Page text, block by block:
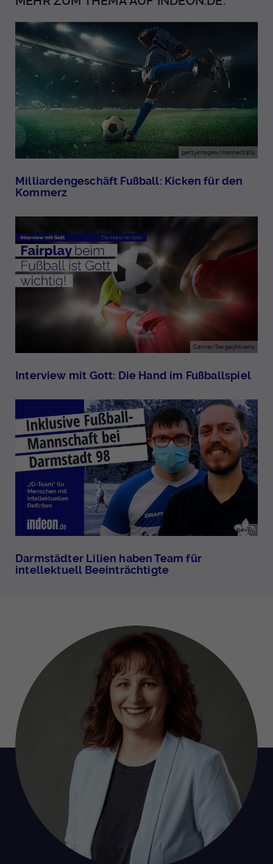
gettyimages/master1305
Milliardengeschäft Fußball: Kicken für den
Kommerz
Canva/SergeyNivens
Interview mit Gott: Die Hand im Fußballspiel
evTV
Darmstädter Lilien haben Team für
intellektuell Beeinträchtigte